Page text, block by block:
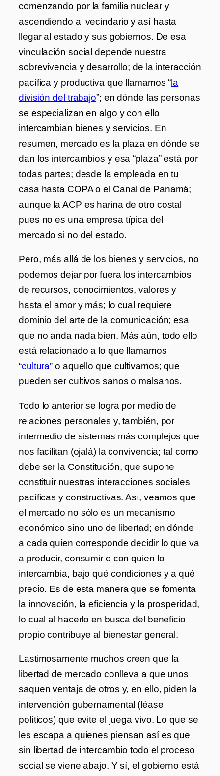
comenzando por la familia nuclear y
ascendiendo al vecindario y así hasta
llegar al estado y sus gobiernos. De esa
vinculación social depende nuestra
sobrevivencia y desarrollo; de la interacción
pacífica y productiva que llamamos “la
división del trabajo”; en dónde las personas
se especializan en algo y con ello
intercambian bienes y servicios. En
resumen, mercado es la plaza en dónde se
dan los intercambios y esa “plaza” está por
todas partes; desde la empleada en tu
casa hasta COPA o el Canal de Panamá;
aunque la ACP es harina de otro costal
pues no es una empresa típica del
mercado si no del estado.
Pero, más allá de los bienes y servicios, no
podemos dejar por fuera los intercambios
de recursos, conocimientos, valores y
hasta el amor y más; lo cual requiere
dominio del arte de la comunicación; esa
que no anda nada bien. Más aún, todo ello
está relacionado a lo que llamamos
“cultura” o aquello que cultivamos; que
pueden ser cultivos sanos o malsanos.
Todo lo anterior se logra por medio de
relaciones personales y, también, por
intermedio de sistemas más complejos que
nos facilitan (ojalá) la convivencia; tal como
debe ser la Constitución, que supone
constituir nuestras interacciones sociales
pacíficas y constructivas. Así, veamos que
el mercado no sólo es un mecanismo
económico sino uno de libertad; en dónde
a cada quien corresponde decidir lo que va
a producir, consumir o con quien lo
intercambia, bajo qué condiciones y a qué
precio. Es de esta manera que se fomenta
la innovación, la eficiencia y la prosperidad,
lo cual al hacerlo en busca del beneficio
propio contribuye al bienestar general.
Lastimosamente muchos creen que la
libertad de mercado conlleva a que unos
saquen ventaja de otros y, en ello, piden la
intervención gubernamental (léase
políticos) que evite el juega vivo. Lo que se
les escapa a quienes piensan así es que
sin libertad de intercambio todo el proceso
social se viene abajo. Y sí, el gobierno está